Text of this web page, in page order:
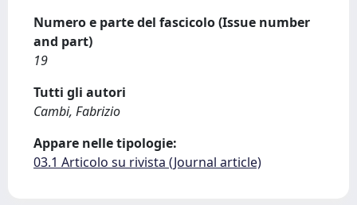
Numero e parte del fascicolo (Issue number
and part)
19
Tutti gli autori
Cambi, Fabrizio
Appare nelle tipologie:
03.1 Articolo su rivista (Journal article)